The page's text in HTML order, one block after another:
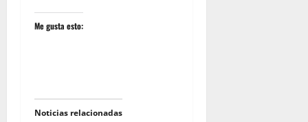
Me gusta esto:
Noticias relacionadas